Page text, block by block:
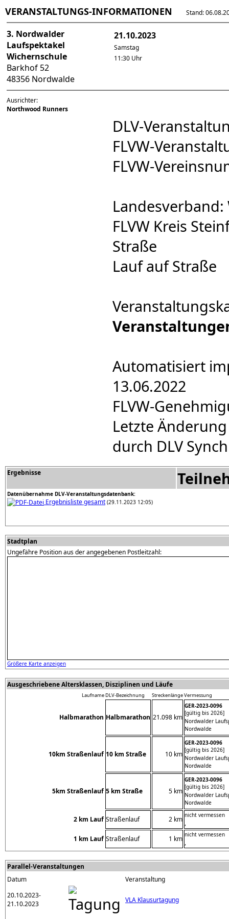
VERANSTALTUNGS-INFORMATIONEN Stand:
3. Nordwalder
Laufspektakel
Wichernschule
Barkhof 52
48356 Nordwalde
21.10.2023
Samstag
11:30 Uhr
Ausrichter:
Northwood Runners
DLV-
FLVW-
FLVW-
Landesverband:
FLVW Kreis
Straße
Lauf auf Straße
Automatisiert
13.06.2022
FLVW-
Letzte
durch DLV
Ergebnisse
Datenübernahme DLV-Veranstaltungsdatenbank:
Ergebnisliste gesamt (29.11.2023 12:05)
Stadtplan
Ungefähre Position aus der angegebenen Postleitzahl:
Größere Karte anzeigen
Ausgeschriebene Altersklassen, Disziplinen und Läufe
LaufnameDLV-Bezeichnung StreckenlängeVermessung
Halbmarathon Halbmarathon 21.098 km
GER-2023-0096
[gültig bis 2026]
Nordwalder
Nordwalde
10km Straßenlauf 10 km Straße 10 km
GER-2023-0096
[gültig bis 2026]
Nordwalder
Nordwalde
5km Straßenlauf 5 km Straße 5 km
GER-2023-0096
[gültig bis 2026]
Nordwalder
Nordwalde
2 km Lauf Straßenlauf 2 km nicht vermessen
,
1 km Lauf Straßenlauf 1 km nicht vermessen
,
Parallel-Veranstaltungen
Datum
Veranstaltung
20.10.2023-
21.10.2023
VLA Klausurtagung